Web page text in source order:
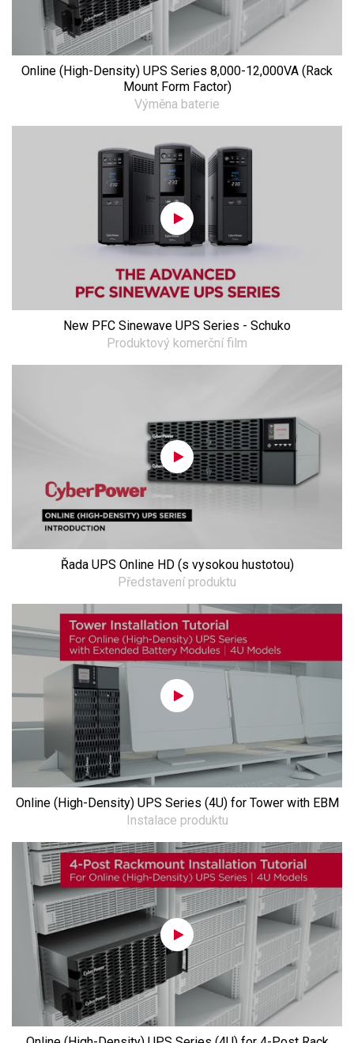
Online (High-Density) UPS Series 8,000-12,000VA (Rack
Mount Form Factor)
Výměna baterie
New PFC Sinewave UPS Series - Schuko
Produktový komerční film
Řada UPS Online HD (s vysokou hustotou)
Představení produktu
Online (High-Density) UPS Series (4U) for Tower with EBM
Instalace produktu